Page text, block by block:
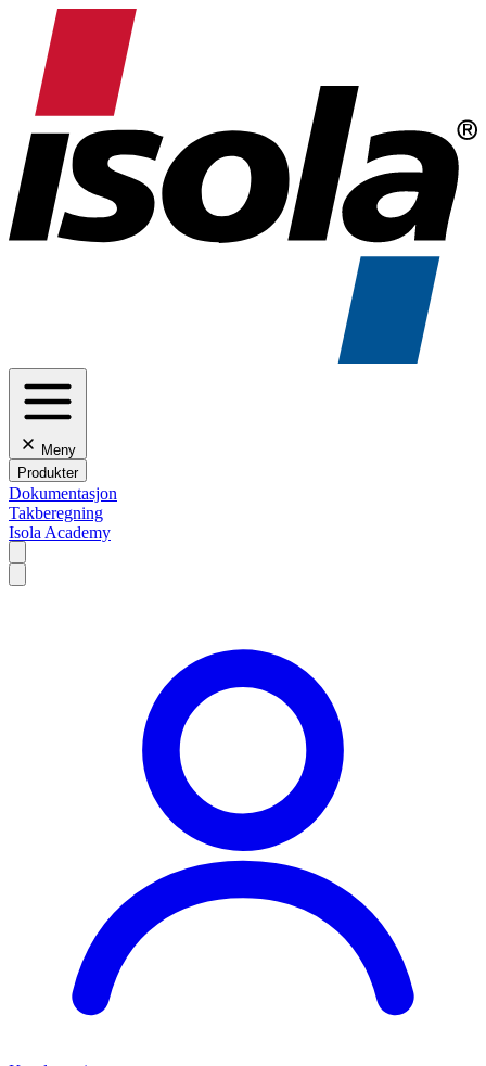
Meny
Produkter
Dokumentasjon
Takberegning
Isola Academy